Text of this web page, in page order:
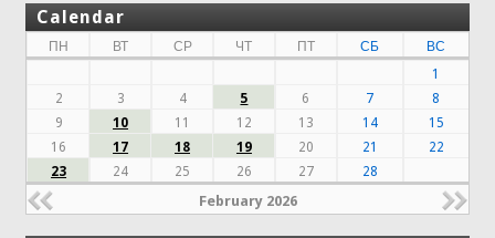
Calendar
ПН ВТ СР ЧТ ПТ СБ
ВС
1
2
3 4 5 6 7
8
9
10 11 12 13 14
15
16
17 18 19 20 21
22
23
24 25 26 27 28
February 2026